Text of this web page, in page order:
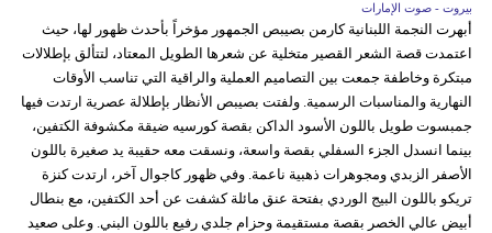
بيروت - صوت الإمارات
أبهرت النجمة اللبنانية كارمن بصيبص الجمهور مؤخراً بأحدث ظهور لها، حيث
اعتمدت قصة الشعر القصير متخلية عن شعرها الطويل المعتاد، لتتألق بإطلالات
مبتكرة وخاطفة جمعت بين التصاميم العملية والراقية التي تناسب الأوقات
النهارية والمناسبات الرسمية. ولفتت بصيبص الأنظار بإطلالة عصرية ارتدت فيها
جمبسوت طويل باللون الأسود الداكن بقصة كورسيه ضيقة مكشوفة الكتفين،
بينما انسدل الجزء السفلي بقصة واسعة، ونسقت معه حقيبة يد صغيرة باللون
الأصفر الزبدي ومجوهرات ذهبية ناعمة. وفي ظهور كاجوال آخر، ارتدت كنزة
تريكو باللون البيج الوردي بفتحة عنق مائلة كشفت عن أحد الكتفين، مع بنطال
أبيض عالي الخصر بقصة مستقيمة وحزام جلدي رفيع باللون البني. وعلى صعيد